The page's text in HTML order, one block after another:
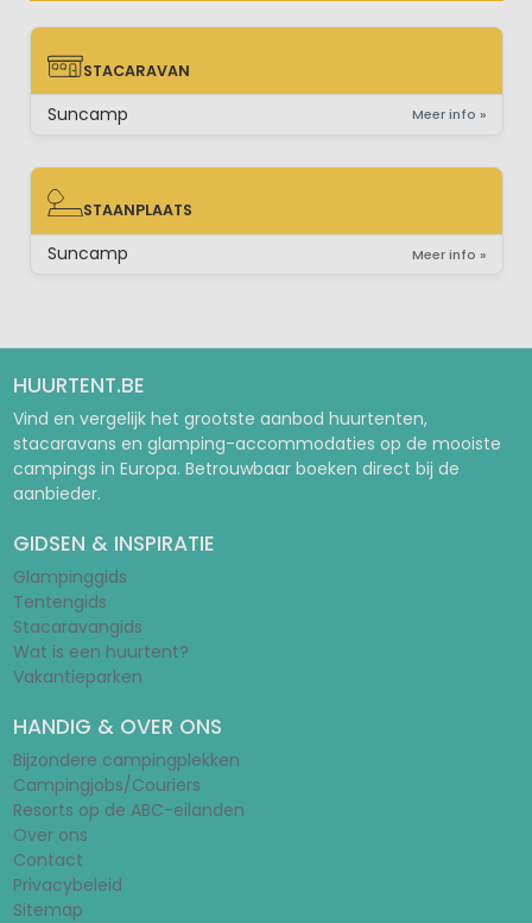
STACARAVAN
STACARAVAN
Suncamp Meer info »
STAANPLAATS
STAANPLAATS
Suncamp Meer info »
HUURTENT.BE
Vind en vergelijk het grootste aanbod huurtenten,
stacaravans en glamping-accommodaties op de mooiste
campings in Europa. Betrouwbaar boeken direct bij de
aanbieder.
GIDSEN & INSPIRATIE
Glampinggids
Tentengids
Stacaravangids
Wat is een huurtent?
Vakantieparken
HANDIG & OVER ONS
Bijzondere campingplekken
Campingjobs/Couriers
Resorts op de ABC-eilanden
Over ons
Contact
Privacybeleid
Sitemap